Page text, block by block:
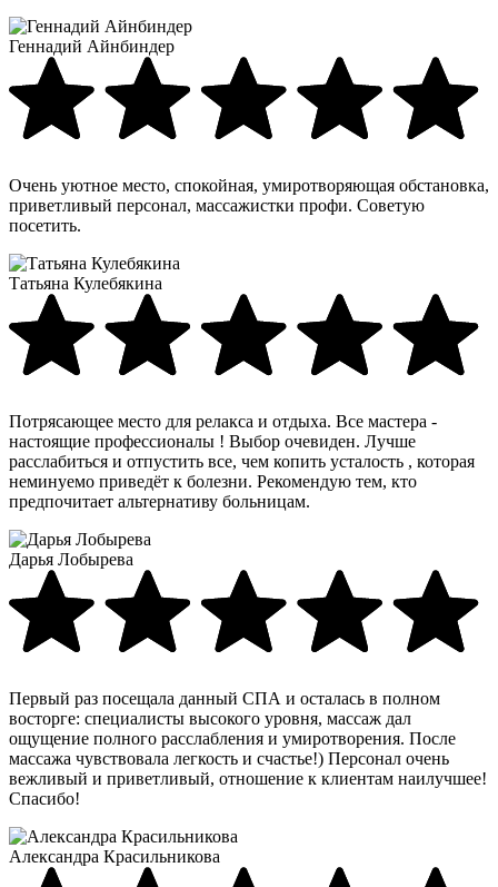
Геннадий Айнбиндер
Очень уютное место, спокойная, умиротворяющая обстановка,
приветливый персонал, массажистки профи. Советую
посетить.
Татьяна Кулебякина
Потрясающее место для релакса и отдыха. Все мастера -
настоящие профессионалы ! Выбор очевиден. Лучше
расслабиться и отпустить все, чем копить усталость , которая
неминуемо приведёт к болезни. Рекомендую тем, кто
предпочитает альтернативу больницам.
Дарья Лобырева
Первый раз посещала данный СПА и осталась в полном
восторге: специалисты высокого уровня, массаж дал
ощущение полного расслабления и умиротворения. После
массажа чувствовала легкость и счастье!) Персонал очень
вежливый и приветливый, отношение к клиентам наилучшее!
Спасибо!
Александра Красильникова